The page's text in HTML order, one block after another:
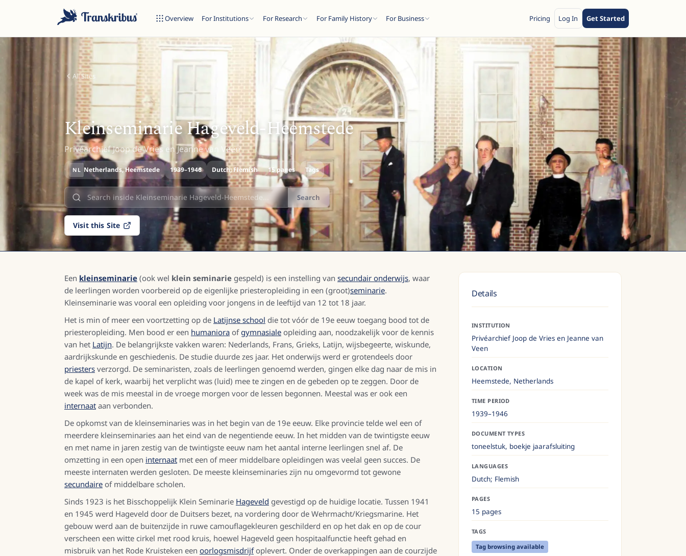
Overview For Institutions For Research For Family History For Business Pricing Log In Get Started
Start typing to search across models, sites, and blog posts...
All Sites
Kleinseminarie Hageveld-Heemstede
Privéarchief Joop de Vries en Jeanne van Veen
NL Netherlands, Heemstede 1939–1946 Dutch; Flemish 15 pages Tags
Search
Visit this Site
Een kleinseminarie (ook wel klein seminarie gespeld) is een instelling van secundair onderwijs, waar
de leerlingen worden voorbereid op de eigenlijke priesteropleiding in een (groot)seminarie.
Kleinseminarie was vooral een opleiding voor jongens in de leeftijd van 12 tot 18 jaar.
Het is min of meer een voortzetting op de Latijnse school die tot vóór de 19e eeuw toegang bood tot de
priesteropleiding. Men bood er een humaniora ofgymnasiale opleiding aan, noodzakelijk voor de kennis
van het Latijn. De belangrijkste vakken waren: Nederlands, Frans, Grieks, Latijn, wijsbegeerte, wiskunde,
aardrijkskunde en geschiedenis. De studie duurde zes jaar. Het onderwijs werd er grotendeels door
priesters verzorgd. De seminaristen, zoals de leerlingen genoemd werden, gingen elke dag naar de mis in
de kapel of kerk, waarbij het verplicht was (luid) mee te zingen en de gebeden op te zeggen. Door de
week was de mis meestal in de vroege morgen voor de lessen begonnen. Meestal was er ook een
internaat aan verbonden.
De opkomst van de kleinseminaries was in het begin van de 19e eeuw. Elke provincie telde wel een of
meerdere kleinseminaries aan het eind van de negentiende eeuw. In het midden van de twintigste eeuw
en met name in jaren zestig van de twintigste eeuw nam het aantal interne leerlingen snel af. De
omzetting in een open internaat met een of meer middelbare opleidingen was veelal geen succes. De
meeste internaten werden gesloten. De meeste kleinseminaries zijn nu omgevormd tot gewone
secundaire of middelbare scholen.
Sinds 1923 is het Bisschoppelijk Klein Seminarie Hageveld gevestigd op de huidige locatie. Tussen 1941
en 1945 werd Hageveld door de Duitsers bezet, na vordering door de Wehrmacht/Kriegsmarine. Het
gebouw werd aan de buitenzijde in ruwe camouflagekleuren geschilderd en op het dak en op de cour
verscheen een witte cirkel met rood kruis, hoewel Hageveld geen hospitaalfunctie heeft gehad en
misbruik van het Rode Kruisteken een oorlogsmisdrijfoplevert. Onder de overkappingen aan de courzijde
Details
INSTITUTION
Privéarchief Joop de Vries en Jeanne van
Veen
LOCATION
Heemstede, Netherlands
TIME PERIOD
1939–1946
DOCUMENT TYPES
toneelstuk, boekje jaarafsluiting
LANGUAGES
Dutch; Flemish
PAGES
15 pages
TAGS
Tag browsing available